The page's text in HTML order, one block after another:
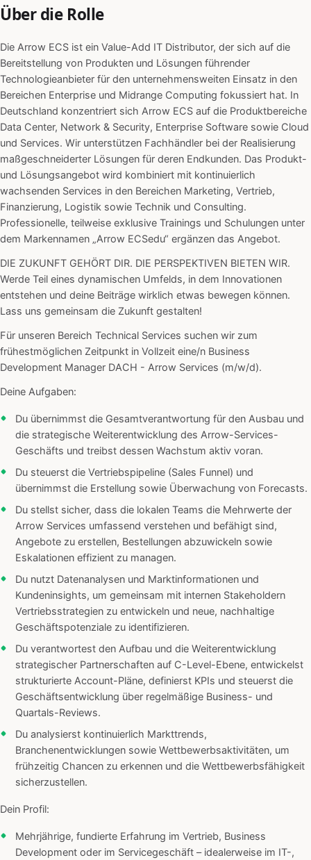
Über die Rolle
Die Arrow ECS ist ein Value-Add IT Distributor, der sich auf die
Bereitstellung von Produkten und Lösungen führender
Technologieanbieter für den unternehmensweiten Einsatz in den
Bereichen Enterprise und Midrange Computing fokussiert hat. In
Deutschland konzentriert sich Arrow ECS auf die Produktbereiche
Data Center, Network & Security, Enterprise Software sowie Cloud
und Services. Wir unterstützen Fachhändler bei der Realisierung
maßgeschneiderter Lösungen für deren Endkunden. Das Produkt-
und Lösungsangebot wird kombiniert mit kontinuierlich
wachsenden Services in den Bereichen Marketing, Vertrieb,
Finanzierung, Logistik sowie Technik und Consulting.
Professionelle, teilweise exklusive Trainings und Schulungen unter
dem Markennamen „Arrow ECSedu“ ergänzen das Angebot.
DIE ZUKUNFT GEHÖRT DIR. DIE PERSPEKTIVEN BIETEN WIR.
Werde Teil eines dynamischen Umfelds, in dem Innovationen
entstehen und deine Beiträge wirklich etwas bewegen können.
Lass uns gemeinsam die Zukunft gestalten!
Für unseren Bereich Technical Services suchen wir zum
frühestmöglichen Zeitpunkt in Vollzeit eine/n Business
Development Manager DACH - Arrow Services (m/w/d).
Deine Aufgaben:
Du übernimmst die Gesamtverantwortung für den Ausbau und
die strategische Weiterentwicklung des Arrow-Services-
Geschäfts und treibst dessen Wachstum aktiv voran.
Du steuerst die Vertriebspipeline (Sales Funnel) und
übernimmst die Erstellung sowie Überwachung von Forecasts.
Du stellst sicher, dass die lokalen Teams die Mehrwerte der
Arrow Services umfassend verstehen und befähigt sind,
Angebote zu erstellen, Bestellungen abzuwickeln sowie
Eskalationen effizient zu managen.
Du nutzt Datenanalysen und Marktinformationen und
Kundeninsights, um gemeinsam mit internen Stakeholdern
Vertriebsstrategien zu entwickeln und neue, nachhaltige
Geschäftspotenziale zu identifizieren.
Du verantwortest den Aufbau und die Weiterentwicklung
strategischer Partnerschaften auf C-Level-Ebene, entwickelst
strukturierte Account-Pläne, definierst KPIs und steuerst die
Geschäftsentwicklung über regelmäßige Business- und
Quartals-Reviews.
Du analysierst kontinuierlich Markttrends,
Branchenentwicklungen sowie Wettbewerbsaktivitäten, um
frühzeitig Chancen zu erkennen und die Wettbewerbsfähigkeit
sicherzustellen.
Dein Profil:
Mehrjährige, fundierte Erfahrung im Vertrieb, Business
Development oder im Servicegeschäft – idealerweise im IT-,